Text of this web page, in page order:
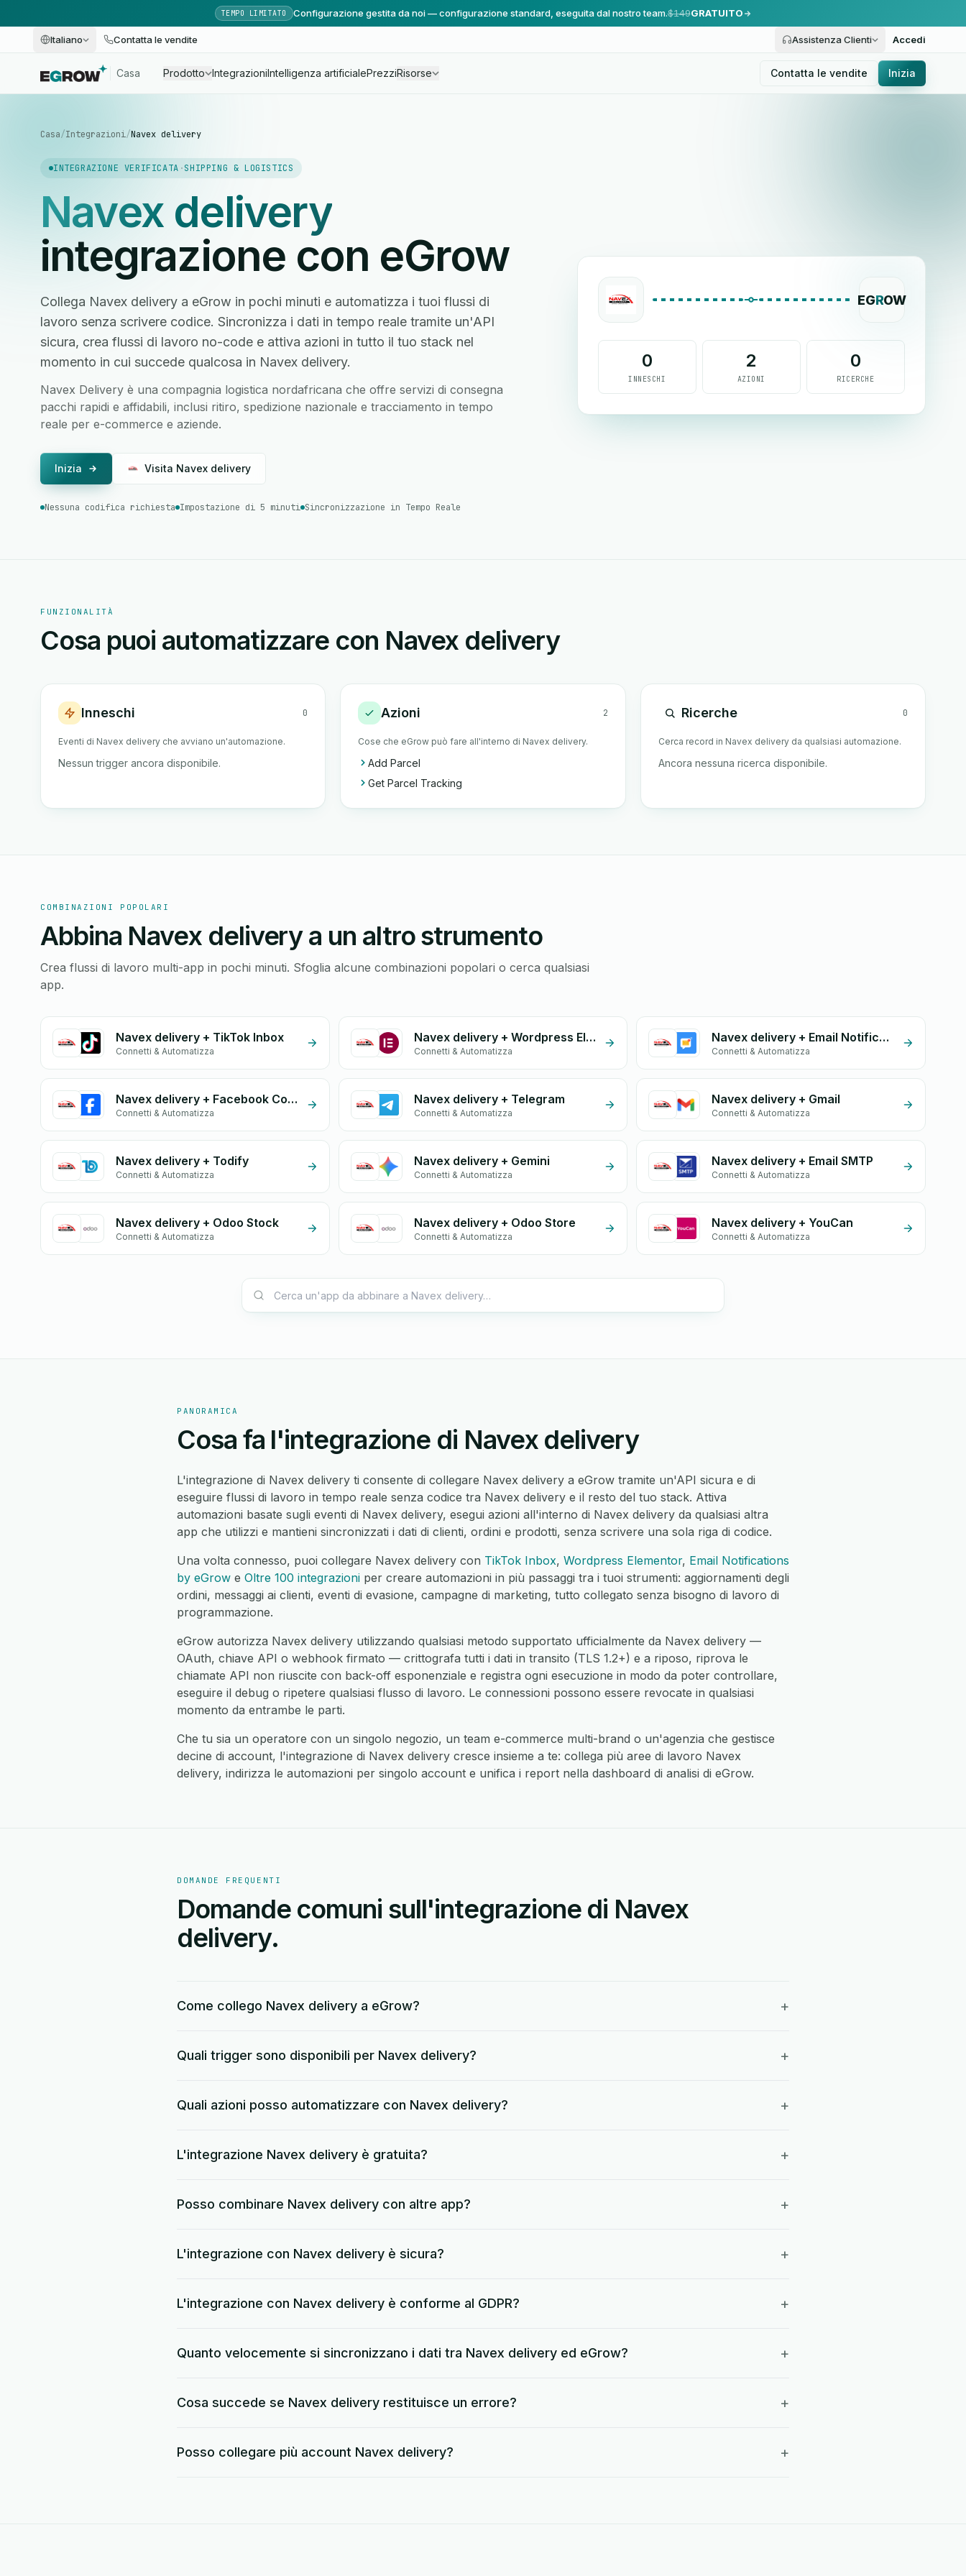
TEMPO LIMITATO Configurazione gestita da noi — configurazione standard, eseguita dal nostro team.$149GRATUITO
Italiano Contatta le vendite Assistenza Clienti Accedi
Casa Prodotto IntegrazioniIntelligenza artificialePrezziRisorse Contatta le vendite Inizia
Casa/Integrazioni/Navex delivery
INTEGRAZIONE VERIFICATA ·SHIPPING & LOGISTICS
Navex delivery
integrazione con eGrow
Collega Navex delivery a eGrow in pochi minuti e automatizza i tuoi flussi di
lavoro senza scrivere codice. Sincronizza i dati in tempo reale tramite un'API
sicura, crea flussi di lavoro no-code e attiva azioni in tutto il tuo stack nel
momento in cui succede qualcosa in Navex delivery.
Navex Delivery è una compagnia logistica nordafricana che offre servizi di consegna
pacchi rapidi e affidabili, inclusi ritiro, spedizione nazionale e tracciamento in tempo
reale per e-commerce e aziende.
Inizia Visita Navex delivery
Nessuna codifica richiesta Impostazione di 5 minuti Sincronizzazione in Tempo Reale
EGROW
0
INNESCHI
2
AZIONI
0
RICERCHE
FUNZIONALITÀ
Cosa puoi automatizzare con Navex delivery
Inneschi 0
Eventi di Navex delivery che avviano un'automazione.
Nessun trigger ancora disponibile.
Azioni 2
Cose che eGrow può fare all'interno di Navex delivery.
Add Parcel
Get Parcel Tracking
Ricerche 0
Cerca record in Navex delivery da qualsiasi automazione.
Ancora nessuna ricerca disponibile.
COMBINAZIONI POPOLARI
Abbina Navex delivery a un altro strumento
Crea flussi di lavoro multi-app in pochi minuti. Sfoglia alcune combinazioni popolari o cerca qualsiasi
app.
Navex delivery + TikTok Inbox
Connetti & Automatizza
Navex delivery + Wordpress Elementor
Connetti & Automatizza
Navex delivery + Email Notifications by eGrow
Connetti & Automatizza
Navex delivery + Facebook Comments
Connetti & Automatizza
Navex delivery + Telegram
Connetti & Automatizza
Navex delivery + Gmail
Connetti & Automatizza
Navex delivery + Todify
Connetti & Automatizza
Navex delivery + Gemini
Connetti & Automatizza
Navex delivery + Email SMTP
Connetti & Automatizza
Navex delivery + Odoo Stock
Connetti & Automatizza
Navex delivery + Odoo Store
Connetti & Automatizza
Navex delivery + YouCan
Connetti & Automatizza
PANORAMICA
Cosa fa l'integrazione di Navex delivery
L'integrazione di Navex delivery ti consente di collegare Navex delivery a eGrow tramite un'API sicura e di
eseguire flussi di lavoro in tempo reale senza codice tra Navex delivery e il resto del tuo stack. Attiva
automazioni basate sugli eventi di Navex delivery, esegui azioni all'interno di Navex delivery da qualsiasi altra
app che utilizzi e mantieni sincronizzati i dati di clienti, ordini e prodotti, senza scrivere una sola riga di codice.
Una volta connesso, puoi collegare Navex delivery con TikTok Inbox, Wordpress Elementor, Email Notifications
by eGrow e Oltre 100 integrazioni per creare automazioni in più passaggi tra i tuoi strumenti: aggiornamenti degli
ordini, messaggi ai clienti, eventi di evasione, campagne di marketing, tutto collegato senza bisogno di lavoro di
programmazione.
eGrow autorizza Navex delivery utilizzando qualsiasi metodo supportato ufficialmente da Navex delivery —
OAuth, chiave API o webhook firmato — crittografa tutti i dati in transito (TLS 1.2+) e a riposo, riprova le
chiamate API non riuscite con back-off esponenziale e registra ogni esecuzione in modo da poter controllare,
eseguire il debug o ripetere qualsiasi flusso di lavoro. Le connessioni possono essere revocate in qualsiasi
momento da entrambe le parti.
Che tu sia un operatore con un singolo negozio, un team e-commerce multi-brand o un'agenzia che gestisce
decine di account, l'integrazione di Navex delivery cresce insieme a te: collega più aree di lavoro Navex
delivery, indirizza le automazioni per singolo account e unifica i report nella dashboard di analisi di eGrow.
DOMANDE FREQUENTI
Domande comuni sull'integrazione di Navex
delivery.
Come collego Navex delivery a eGrow? +
Quali trigger sono disponibili per Navex delivery? +
Quali azioni posso automatizzare con Navex delivery? +
L'integrazione Navex delivery è gratuita? +
Posso combinare Navex delivery con altre app? +
L'integrazione con Navex delivery è sicura? +
L'integrazione con Navex delivery è conforme al GDPR? +
Quanto velocemente si sincronizzano i dati tra Navex delivery ed eGrow? +
Cosa succede se Navex delivery restituisce un errore? +
Posso collegare più account Navex delivery? +